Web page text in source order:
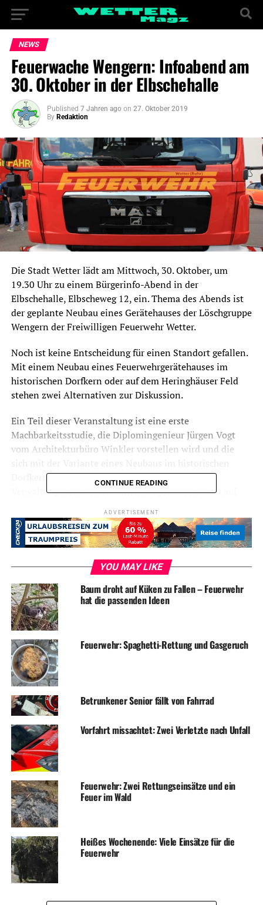
NEWS
Feuerwache Wengern: Infoabend am
30. Oktober in der Elbschehalle
Published 7 Jahren ago on 27. Oktober 2019
By Redaktion
Die Stadt Wetter lädt am Mittwoch, 30. Oktober, um
19.30 Uhr zu einem Bürgerinfo-Abend in der
Elbschehalle, Elbscheweg 12, ein. Thema des Abends ist
der geplante Neubau eines Gerätehauses der Löschgruppe
Wengern der Freiwilligen Feuerwehr Wetter.
Noch ist keine Entscheidung für einen Standort gefallen.
Mit einem Neubau eines Feuerwehrgerätehauses im
historischen Dorfkern oder auf dem Heringhäuser Feld
stehen zwei Alternativen zur Diskussion.
Ein Teil dieser Veranstaltung ist eine erste
Machbarkeitsstudie, die Diplomingenieur Jürgen Vogt
vom Architekturbüro Winkler vorstellen wird und die
Dorfkern beschäftigt. Experten der städtischen
Verwaltung werden über einen möglichen Neubau auf
Vertreter der Stadt und der Freiwilligen Feuerwehr
stehen in der Elbschehalle für weitere Informationen zur
Verfügung und freuen sich auf eine rege Diskussion.
Interessierte Bürgerinnen und Bürger sind am 30.
Oktober um 19.30 Uhr herzlich eingeladen.
ADVERTISEMENT
Symbolfoto / Archiv
STADTENTWICKLUNG
STADTVERWALTUNG TERMINE
UP NEXT
Gut zu tun: Einbrecher machen Überstunden
DON'T MISS
Heute Nacht: Winterzeit und Winterwetter
CONTINUE READING
ADVERTISEMENT
YOU MAY LIKE
Baum droht auf Küken zu Fallen – Feuerwehr
hat die passenden Ideen
Feuerwehr: Spaghetti-Rettung und Gasgeruch
Betrunkener Senior fällt von Fahrrad
Vorfahrt missachtet: Zwei Verletzte nach Unfall
Feuerwehr: Zwei Rettungseinsätze und ein
Feuer im Wald
Heißes Wochenende: Viele Einsätze für die
Feuerwehr